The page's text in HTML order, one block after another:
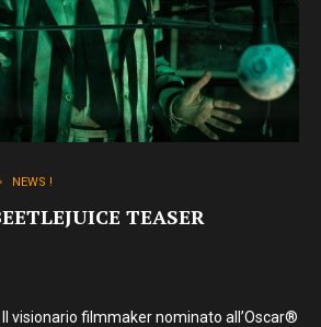
NEWS !
TEASER
visionario filmmaker nominato all’Oscar®